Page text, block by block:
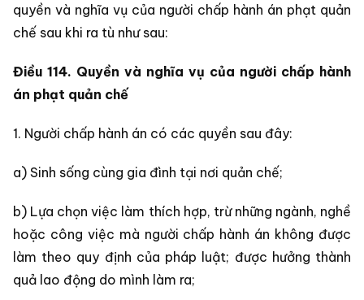
quyền và nghĩa vụ của người chấp hành án phạt quản
chế sau khi ra tù như sau:
Điều 114. Quyền và nghĩa vụ của người chấp hành
án phạt quản chế
1. Người chấp hành án có các quyền sau đây:
a) Sinh sống cùng gia đình tại nơi quản chế;
b) Lựa chọn việc làm thích hợp, trừ những ngành, nghề
hoặc công việc mà người chấp hành án không được
làm theo quy định của pháp luật; được hưởng thành
quả lao động do mình làm ra;